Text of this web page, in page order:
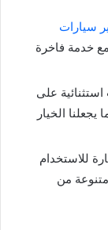
سيارات
خدمة فاخرة
على
الخيار
للاستخدام
من